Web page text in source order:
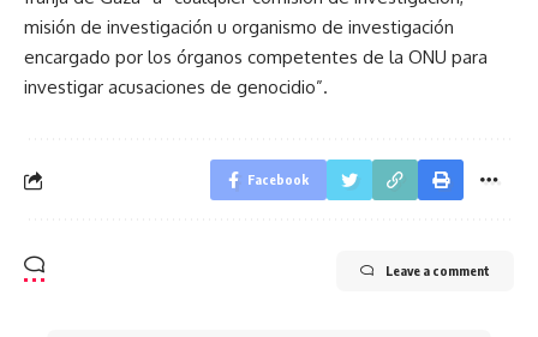
misión de investigación u organismo de investigación
encargado por los órganos competentes de la ONU para
investigar acusaciones de genocidio”.
Facebook
Leave a comment